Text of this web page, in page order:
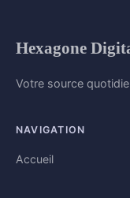
Hexagone
Votre source
NAVIGATION
Accueil